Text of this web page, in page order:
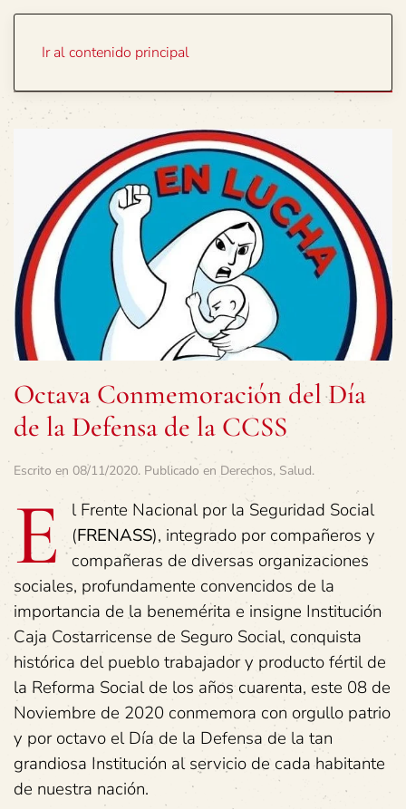
Ir al contenido principal
Octava Conmemoración del Día
de la Defensa de la CCSS
Escrito en 08/11/2020. Publicado en Derechos, Salud.
E
l Frente Nacional por la Seguridad Social
(FRENASS), integrado por compañeros y
compañeras de diversas organizaciones
sociales, profundamente convencidos de la
importancia de la benemérita e insigne Institución
Caja Costarricense de Seguro Social, conquista
histórica del pueblo trabajador y producto fértil de
la Reforma Social de los años cuarenta, este 08 de
Noviembre de 2020 conmemora con orgullo patrio
y por octavo el Día de la Defensa de la tan
grandiosa Institución al servicio de cada habitante
de nuestra nación.